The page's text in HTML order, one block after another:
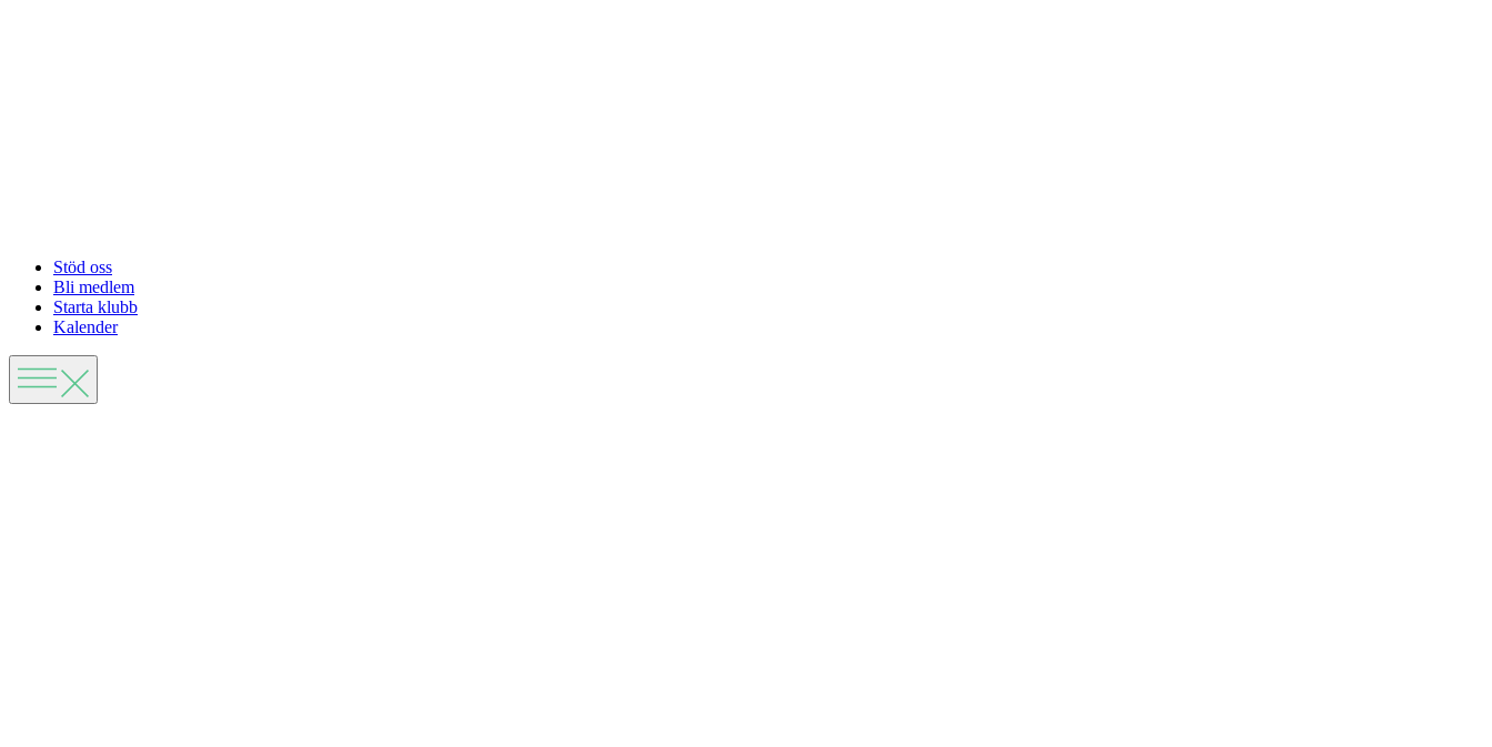
Stöd oss
Bli medlem
Starta klubb
Kalender